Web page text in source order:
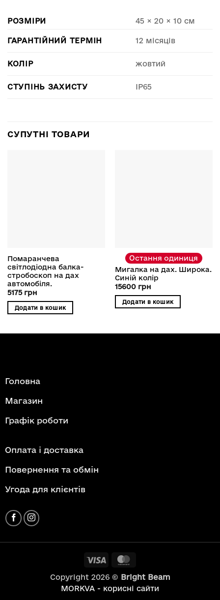
РОЗМІРИ 45 × 20 × 10 см
ГАРАНТІЙНИЙ ТЕРМІН 12 місяців
КОЛІР жовтий
СТУПІНЬ ЗАХИСТУ IP65
СУПУТНІ ТОВАРИ
Помаранчева
світлодіодна балка-
стробоскоп на дах
автомобіля.
5175 грн
Додати в кошик
Остання одиниця
Мигалка на дах. Широка.
Синій колір
15600 грн
Додати в кошик
Головна
Магазин
Графік роботи
Оплата і доставка
Повернення та обмін
Угода для клієнтів
Visa
Copyright 2026 © Bright Beam
MORKVA - корисні сайти